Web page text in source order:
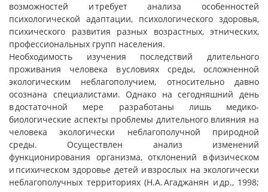
возможностей и требует анализа особенностей
психологической адаптации, психологического здоровья,
психического развития разных возрастных, этнических,
профессиональных групп населения.
Необходимость изучения последствий длительного
проживания человека в условиях среды, осложненной
экологическим неблагополучием, относительно давно
осознана специалистами. Однако на сегодняшний день
в достаточной мере разработаны лишь медико-
биологические аспекты проблемы длительного влияния на
человека экологически неблагополучной природной
среды. Осуществлен анализ изменений
функционирования организма, отклонений в физическом
и психическом здоровье детей и взрослых на экологически
неблагополучных территориях (Н.А. Агаджанян и др., 1998;